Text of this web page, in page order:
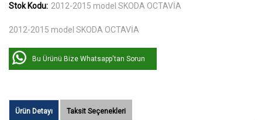
Stok Kodu: 2012-2015 model SKODA OCTAVİA
2012-2015 model SKODA OCTAVİA
Bu Ürünü Bize Whatsapp'tan Sorun
Ürün Detayı Taksit Seçenekleri